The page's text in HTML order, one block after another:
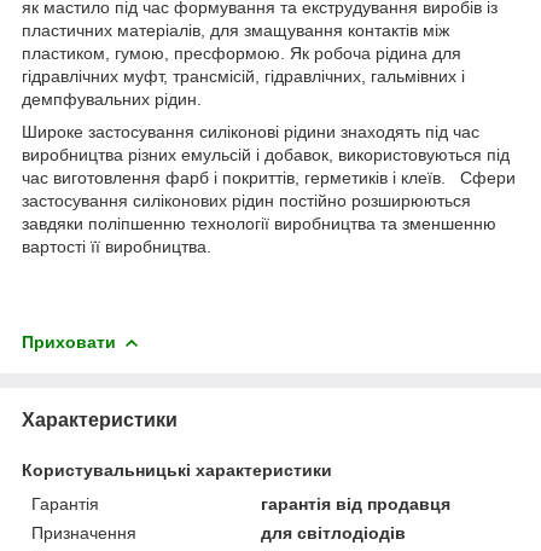
як мастило під час формування та екструдування виробів із
пластичних матеріалів, для змащування контактів між
пластиком, гумою, пресформою. Як робоча рідина для
гідравлічних муфт, трансмісій, гідравлічних, гальмівних і
демпфувальних рідин.
Широке застосування силіконові рідини знаходять під час
виробництва різних емульсій і добавок, використовуються під
час виготовлення фарб і покриттів, герметиків і клеїв. Сфери
застосування силіконових рідин постійно розширюються
завдяки поліпшенню технології виробництва та зменшенню
вартості її виробництва.
Приховати
Характеристики
Користувальницькі характеристики
Гарантія
гарантія від продавця
Призначення
для світлодіодів